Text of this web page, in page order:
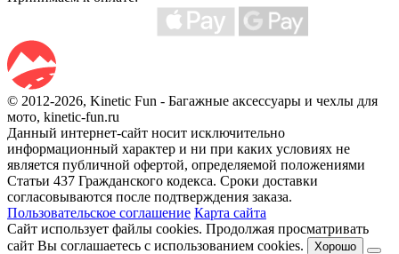
© 2012-2026, Kinetic Fun - Багажные аксессуары и чехлы для
мото, kinetic-fun.ru
Данный интернет-сайт носит исключительно
информационный характер и ни при каких условиях не
является публичной офертой, определяемой положениями
Статьи 437 Гражданского кодекса. Сроки доставки
согласовываются после подтверждения заказа.
Пользовательское соглашение Карта сайта
Сайт использует файлы cookies. Продолжая просматривать
сайт Вы соглашаетесь с использованием cookies.
Хорошо